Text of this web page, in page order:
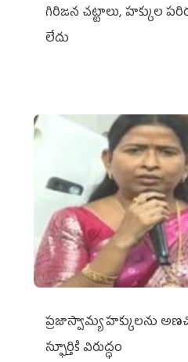
గిరిజన చట్టాలు, హక్కుల
లేదు
ప్రజాస్వామ్య హక్కులను
స్ఫూర్తికి విరుద్ధం